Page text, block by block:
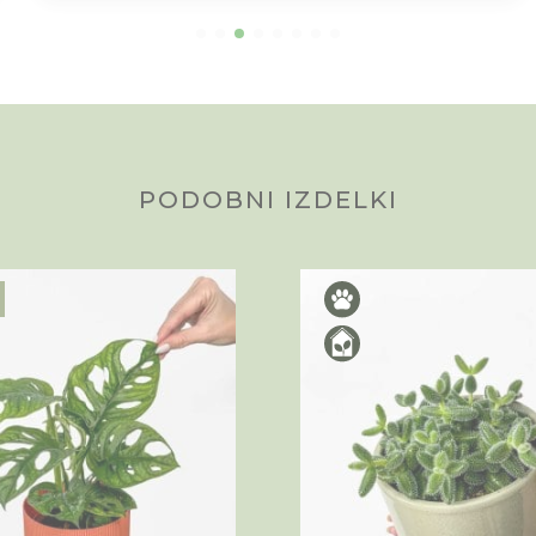
PODOBNI IZDELKI